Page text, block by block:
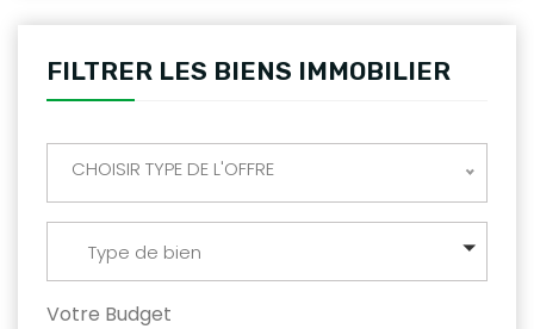
FILTRER LES BIENS IMMOBILIER
CHOISIR TYPE DE L'OFFRE
Type de bien
Votre Budget